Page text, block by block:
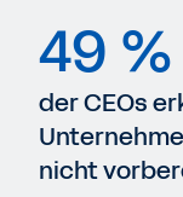
49 %
der CEOs
nicht